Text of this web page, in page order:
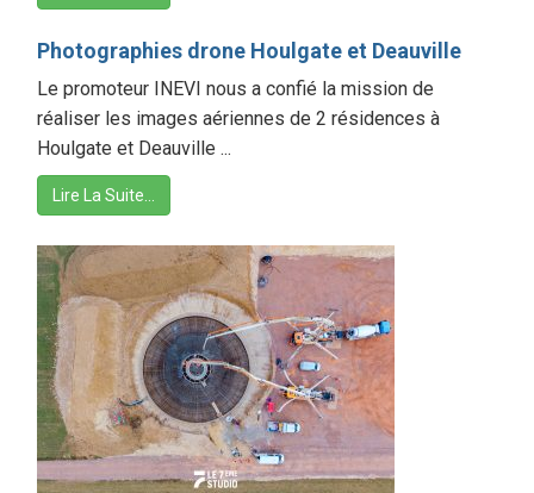
Photographies drone Houlgate et Deauville
Le promoteur INEVI nous a confié la mission de
réaliser les images aériennes de 2 résidences à
Houlgate et Deauville ...
Lire La Suite…